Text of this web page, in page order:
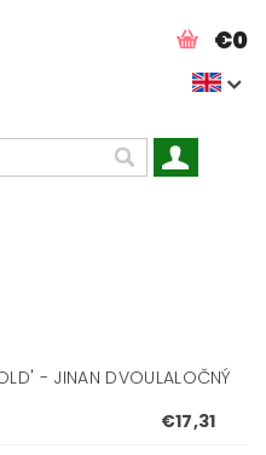
€0
- JINAN DVOULALOČNÝ
€17,31